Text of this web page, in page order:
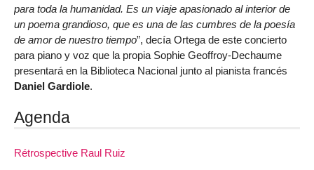
para toda la humanidad. Es un viaje apasionado al interior de
un poema grandioso, que es una de las cumbres de la poesía
de amor de nuestro tiempo”, decía Ortega de este concierto
para piano y voz que la propia Sophie Geoffroy-Dechaume
presentará en la Biblioteca Nacional junto al pianista francés
Daniel Gardiole.
Agenda
Rétrospective Raul Ruiz